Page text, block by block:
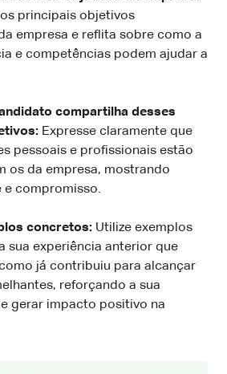
principais objetivos
empresa e reflita sobre como a
e competências podem ajudar a
compartilha desses
Expresse claramente que
pessoais e profissionais estão
os da empresa, mostrando
e compromisso.
concretos: Utilize exemplos
sua experiência anterior que
já contribuiu para alcançar
reforçando a sua
gerar impacto positivo na